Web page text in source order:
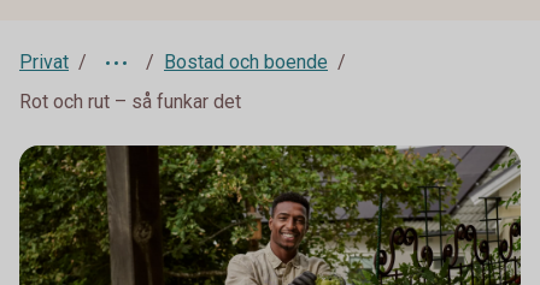
Privat
Bostad och boende
Rot och rut – så funkar det